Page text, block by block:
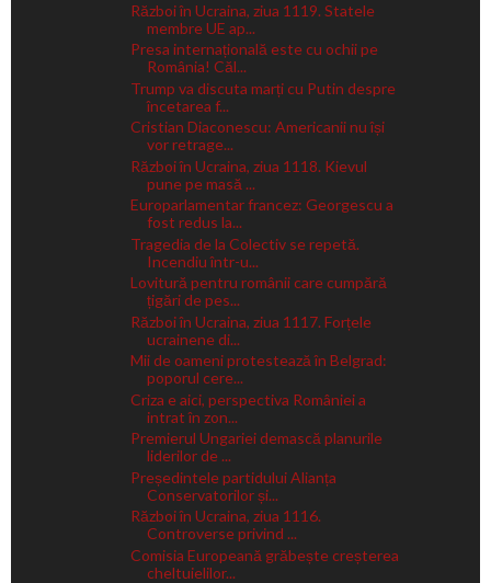
Război în Ucraina, ziua 1119. Statele
membre UE ap...
Presa internațională este cu ochii pe
România! Căl...
Trump va discuta marți cu Putin despre
încetarea f...
Cristian Diaconescu: Americanii nu își
vor retrage...
Război în Ucraina, ziua 1118. Kievul
pune pe masă ...
Europarlamentar francez: Georgescu a
fost redus la...
Tragedia de la Colectiv se repetă.
Incendiu într-u...
Lovitură pentru românii care cumpără
țigări de pes...
Război în Ucraina, ziua 1117. Forțele
ucrainene di...
Mii de oameni protestează în Belgrad:
poporul cere...
Criza e aici, perspectiva României a
intrat în zon...
Premierul Ungariei demască planurile
liderilor de ...
Președintele partidului Alianța
Conservatorilor și...
Război în Ucraina, ziua 1116.
Controverse privind ...
Comisia Europeană grăbește creșterea
cheltuielilor...